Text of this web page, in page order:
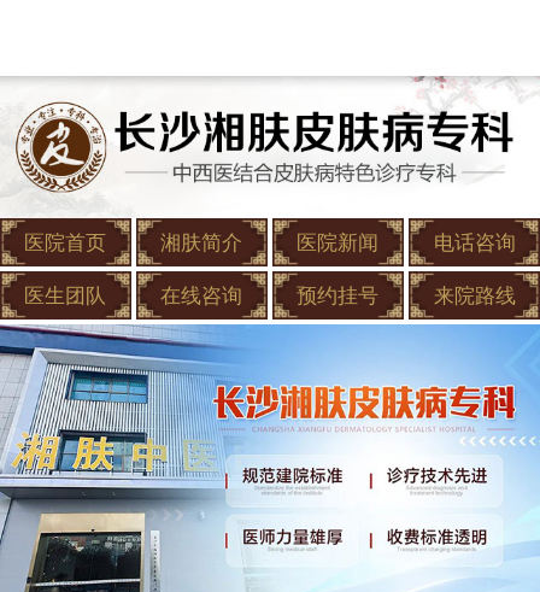
医院首页 湘肤简介 医院新闻 电话咨询
医生团队 在线咨询 预约挂号 来院路线